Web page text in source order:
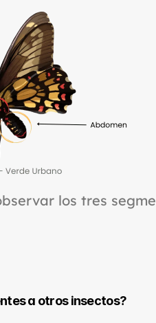
los tres
a otros insectos?